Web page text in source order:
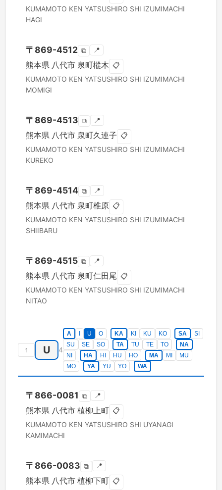
KUMAMOTO KEN YATSUSHIRO SHI IZUMIMACHI
HAGI
〒 869-4512 ⧉ 📍
熊本県 八代市 泉町樅木 📋
KUMAMOTO KEN YATSUSHIRO SHI IZUMIMACHI
MOMIGI
〒 869-4513 ⧉ 📍
熊本県 八代市 泉町久連子 📋
KUMAMOTO KEN YATSUSHIRO SHI IZUMIMACHI
KUREKO
〒 869-4514 ⧉ 📍
熊本県 八代市 泉町椎原 📋
KUMAMOTO KEN YATSUSHIRO SHI IZUMIMACHI
SHIIBARU
〒 869-4515 ⧉ 📍
熊本県 八代市 泉町仁田尾 📋
KUMAMOTO KEN YATSUSHIRO SHI IZUMIMACHI
NITAO
↑ U 4
A U O KA KI KU KO SA
SI
SU
SE SO TA TU TE TO
NA
NI
HA HI HU HO MA MI
MU
MO
YA YU YO WA
〒 866-0081 ⧉ 📍
熊本県 八代市 植柳上町 📋
KUMAMOTO KEN YATSUSHIRO SHI UYANAGI
KAMIMACHI
〒 866-0083 ⧉ 📍
熊本県 八代市 植柳下町 📋